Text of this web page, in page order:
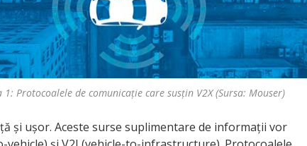
1: Protocoalele de comunicație care susțin V2X (Sursa: Mouser)
și ușor. Aceste surse suplimentare de informații vor